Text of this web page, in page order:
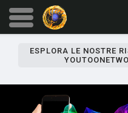
ESPLORA LE NOSTRE